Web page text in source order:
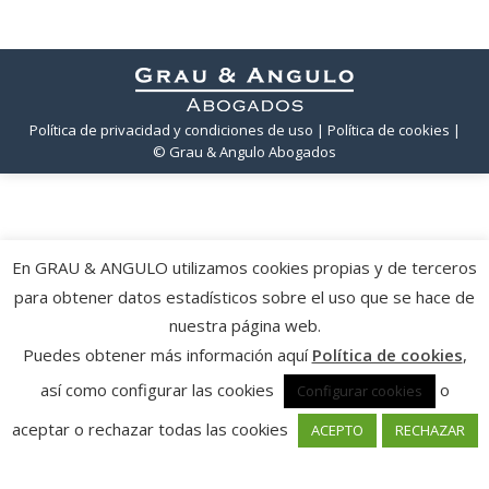
Política de privacidad y condiciones de uso | Política de cookies |
© Grau & Angulo Abogados
En GRAU & ANGULO utilizamos cookies propias y de terceros
para obtener datos estadísticos sobre el uso que se hace de
nuestra página web.
Puedes obtener más información aquí Política de cookies,
así como configurar las cookies
Configurar cookies
o
aceptar o rechazar todas las cookies
ACEPTO RECHAZAR